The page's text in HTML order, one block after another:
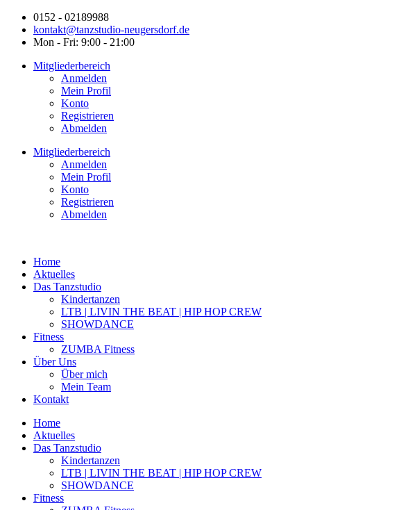
0152 - 02189988
kontakt@tanzstudio-neugersdorf.de
Mon - Fri: 9:00 - 21:00
Mitgliederbereich
Anmelden
Mein Profil
Konto
Registrieren
Abmelden
Mitgliederbereich
Anmelden
Mein Profil
Konto
Registrieren
Abmelden
Home
Aktuelles
Das Tanzstudio
Kindertanzen
LTB | LIVIN THE BEAT | HIP HOP CREW
SHOWDANCE
Fitness
ZUMBA Fitness
Über Uns
Über mich
Mein Team
Kontakt
Home
Aktuelles
Das Tanzstudio
Kindertanzen
LTB | LIVIN THE BEAT | HIP HOP CREW
SHOWDANCE
Fitness